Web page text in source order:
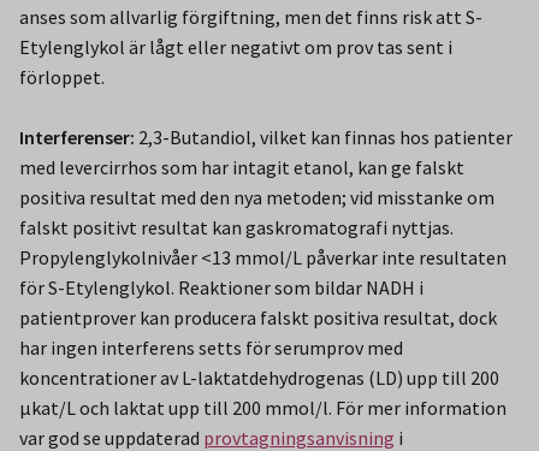
anses som allvarlig förgiftning, men det finns risk att S-
Etylenglykol är lågt eller negativt om prov tas sent i
förloppet.
Interferenser: 2,3-Butandiol, vilket kan finnas hos patienter
med levercirrhos som har intagit etanol, kan ge falskt
positiva resultat med den nya metoden; vid misstanke om
falskt positivt resultat kan gaskromatografi nyttjas.
Propylenglykolnivåer <13 mmol/L påverkar inte resultaten
för S-Etylenglykol. Reaktioner som bildar NADH i
patientprover kan producera falskt positiva resultat, dock
har ingen interferens setts för serumprov med
koncentrationer av L-laktatdehydrogenas (LD) upp till 200
µkat/L och laktat upp till 200 mmol/l. För mer information
var god se uppdaterad provtagningsanvisning i